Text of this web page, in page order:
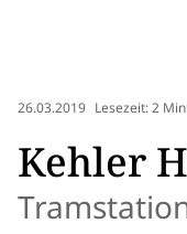
26.03.2019 Lesezeit: 2
Kehler